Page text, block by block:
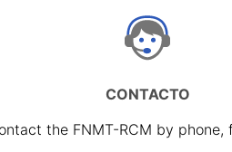
CONTACTO
the FNMT-RCM by phone,